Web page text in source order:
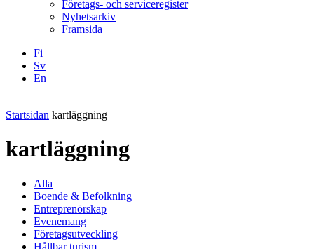
Företags- och serviceregister
Nyhetsarkiv
Framsida
Fi
Sv
En
Startsidan kartläggning
kartläggning
Alla
Boende & Befolkning
Entreprenörskap
Evenemang
Företagsutveckling
Hållbar turism